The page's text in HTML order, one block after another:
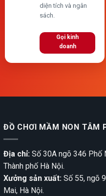
diện tích và ngân
sách.
Gọi kinh
doanh
ĐỒ CHƠI MẦM NON TÂM
Địa chỉ: Số 30A ngõ 346 Phố
Thành phố Hà Nội.
Xưởng sản xuất: Số 55, ngõ
Mai, Hà Nội.